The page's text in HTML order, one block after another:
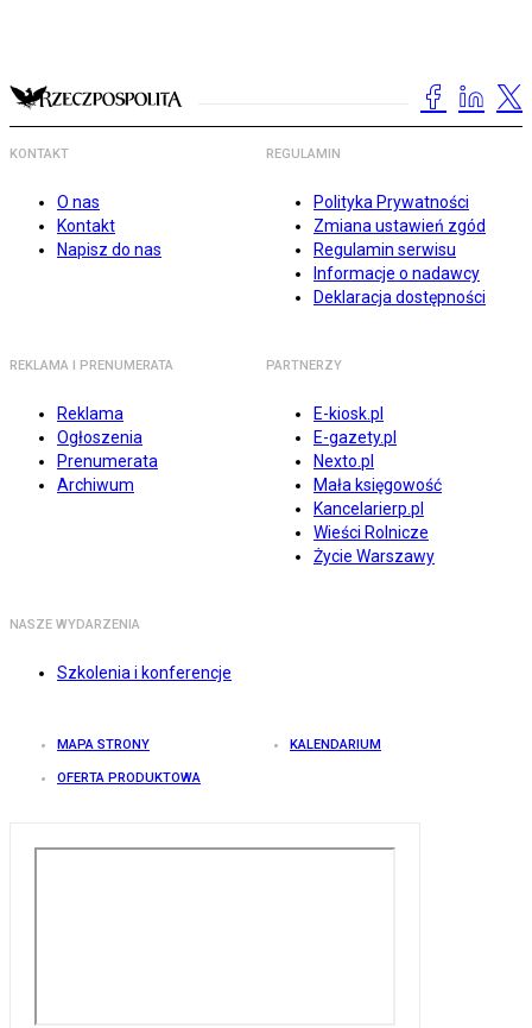
KONTAKT
O nas
Kontakt
Napisz do nas
REGULAMIN
Polityka Prywatności
Zmiana ustawień zgód
Regulamin serwisu
Informacje o nadawcy
Deklaracja dostępności
REKLAMA I PRENUMERATA
Reklama
Ogłoszenia
Prenumerata
Archiwum
PARTNERZY
E-kiosk.pl
E-gazety.pl
Nexto.pl
Mała księgowość
Kancelarierp.pl
Wieści Rolnicze
Życie Warszawy
NASZE WYDARZENIA
Szkolenia i konferencje
MAPA STRONY KALENDARIUM
OFERTA PRODUKTOWA